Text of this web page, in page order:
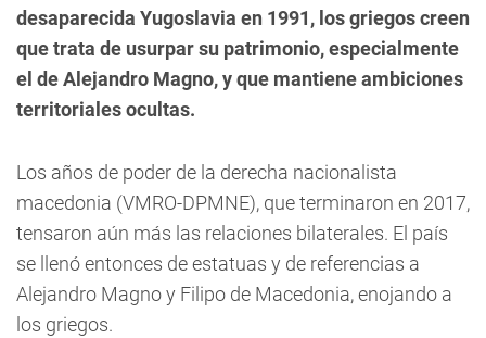
desaparecida Yugoslavia en 1991, los griegos creen
que trata de usurpar su patrimonio, especialmente
el de Alejandro Magno, y que mantiene ambiciones
territoriales ocultas.
Los años de poder de la derecha nacionalista
macedonia (VMRO-DPMNE), que terminaron en 2017,
tensaron aún más las relaciones bilaterales. El país
se llenó entonces de estatuas y de referencias a
Alejandro Magno y Filipo de Macedonia, enojando a
los griegos.